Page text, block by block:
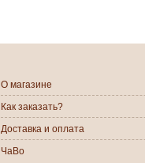
О магазине
Как заказать?
Доставка и оплата
ЧаВо